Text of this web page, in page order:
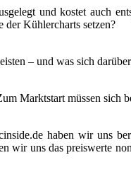
und kostet auch
Kühlercharts setzen?
– und was sich
Marktstart müssen sich
haben wir uns
wir uns das preiswerte